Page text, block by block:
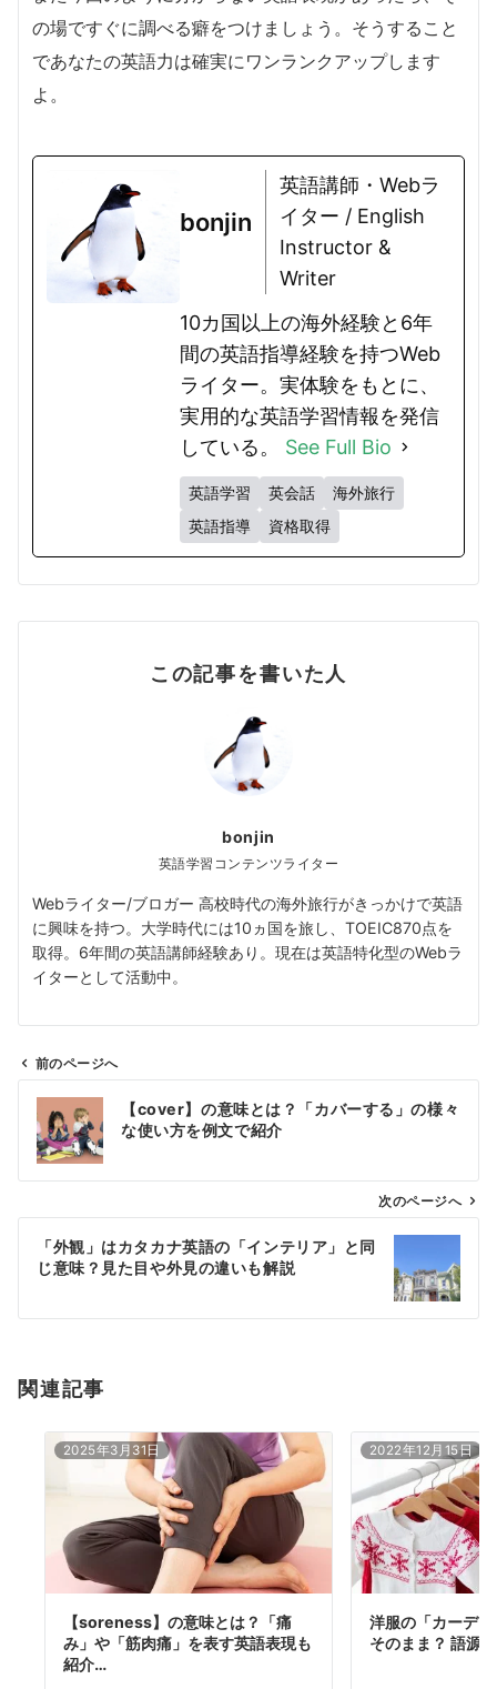
の場ですぐに調べる癖をつけましょう。そうすること
であなたの英語力は確実にワンランクアップします
よ。
bonjin
英語講師・Webラ
イター / English
Instructor &
Writer
10カ国以上の海外経験と6年
間の英語指導経験を持つWeb
ライター。実体験をもとに、
実用的な英語学習情報を発信
している。 See Full Bio
英語学習 英会話
海外旅行
英語指導
資格取得
この記事を書いた人
bonjin
英語学習コンテンツライター
Webライター/ブロガー 高校時代の海外旅行がきっかけで英語
に興味を持つ。大学時代には10ヵ国を旅し、TOEIC870点を
取得。6年間の英語講師経験あり。現在は英語特化型のWebラ
イターとして活動中。
ン
前のページへ
【cover】の意味とは？「カバーする」の様々
な使い方を例文で紹介
次のページへ
「外観」はカタカナ英語の「インテリア」と同
じ意味？見た目や外見の違いも解説
関連記事
2025年3月31日
【soreness】の意味とは？「痛
み」や「筋肉痛」を表す英語表現も
紹介…
2022年12月15日
洋服の「カーデ
そのまま？ 語源